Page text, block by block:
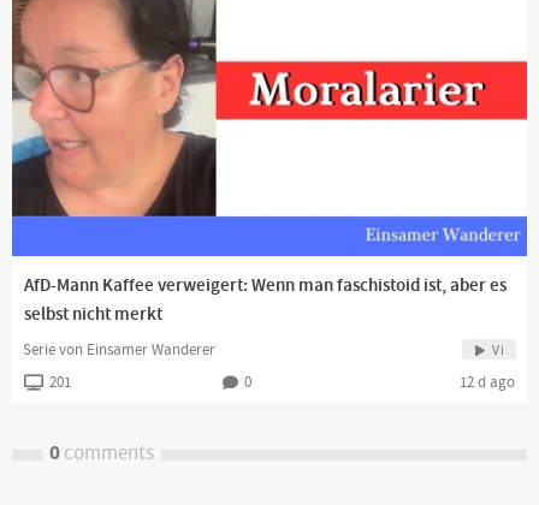
AfD-Mann Kaffee verweigert: Wenn man faschistoid ist, aber es
selbst nicht merkt
Serie von Einsamer Wanderer Vi
201 0 12 d ago
0comments